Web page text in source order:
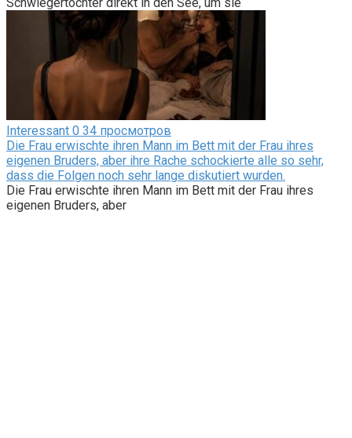
Interessant 0 34 просмотров
Die Frau erwischte ihren Mann im Bett mit der Frau ihres
eigenen Bruders, aber ihre Rache schockierte alle so sehr,
dass die Folgen noch sehr lange diskutiert wurden.
Die Frau erwischte ihren Mann im Bett mit der Frau ihres
eigenen Bruders, aber